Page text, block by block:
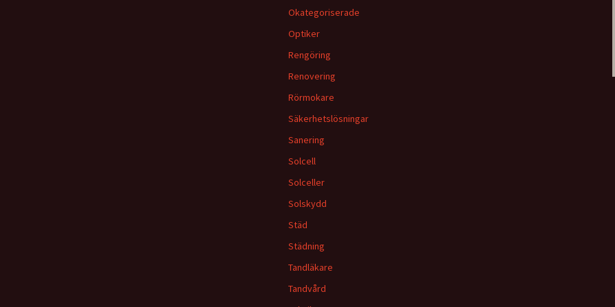
Okategoriserade
Optiker
Rengöring
Renovering
Rörmokare
Säkerhetslösningar
Sanering
Solcell
Solceller
Solskydd
Städ
Städning
Tandläkare
Tandvård